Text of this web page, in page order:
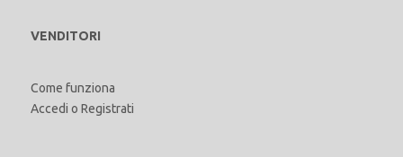
VENDITORI
Come funziona
Accedi o Registrati